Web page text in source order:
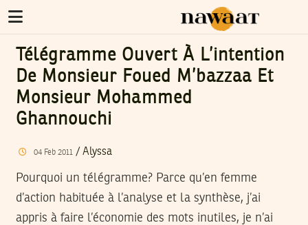
Télégramme Ouvert À L’intention
De Monsieur Foued M’bazzaa Et
Monsieur Mohammed
Ghannouchi
04 Feb 2011/ Alyssa
Pourquoi un télégramme? Parce qu’en femme
d’action habituée à l’analyse et la synthèse, j’ai
appris à faire l’économie des mots inutiles, je n’ai